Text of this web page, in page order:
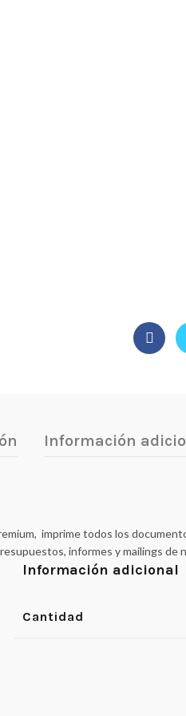
Información
imprime todos los
informes y mailings de
Información adicional
Cantidad